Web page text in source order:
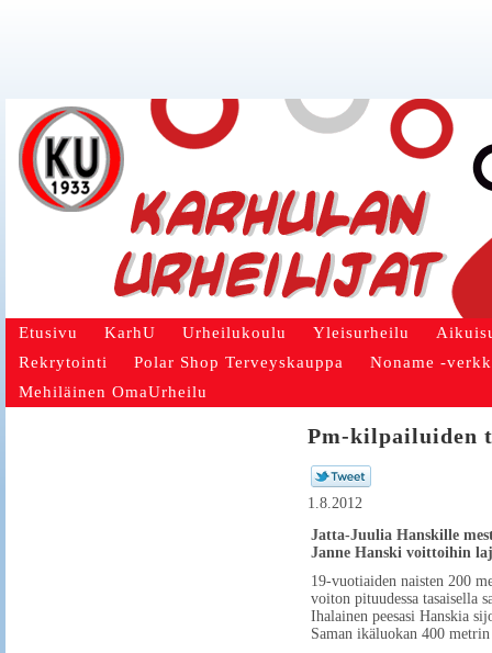
Etusivu KarhU Urheilukoulu Yleisurheilu
Rekrytointi
Polar Shop Terveyskauppa
Noname -
Mehiläinen OmaUrheilu
Pm-kilpailuiden
1.8.2012
Jatta-Juulia Hanskille
Janne Hanski voittoihin
19-vuotiaiden naisten 200
voiton pituudessa tasaisella
Ihalainen peesasi Hanskia
Saman ikäluokan 400